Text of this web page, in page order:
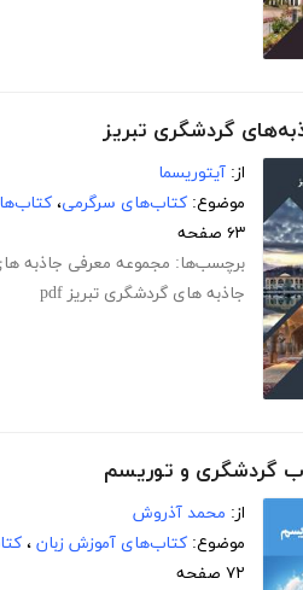
گردشگری تبریز
از: آیتوریسما
موضوع: کتاب‌های سرگرمی،
۶۳ صفحه
برچسب‌ها: مجموعه معرفی جاذبه
جاذبه های گردشگری تبریز pdf
گردشگری و توریسم
از: محمد آذروش
موضوع: کتاب‌های آموزش زبان ،
۷۲ صفحه